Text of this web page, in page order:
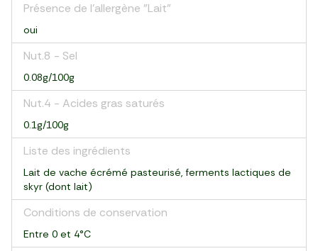
Présence de l'allergène "Lait"
oui
Nut.8 - Sel
0.08g/100g
Nut.4 - Acides gras saturés
0.1g/100g
Liste des ingrédients
Lait de vache écrémé pasteurisé, ferments lactiques de
skyr (dont lait)
Conditions de conservation
Entre 0 et 4°C